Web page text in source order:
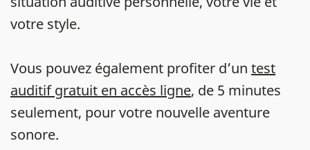
votre style.
Vous pouvez également profiter d’un test
auditif gratuit en accès ligne, de 5 minutes
seulement, pour votre nouvelle aventure
sonore.